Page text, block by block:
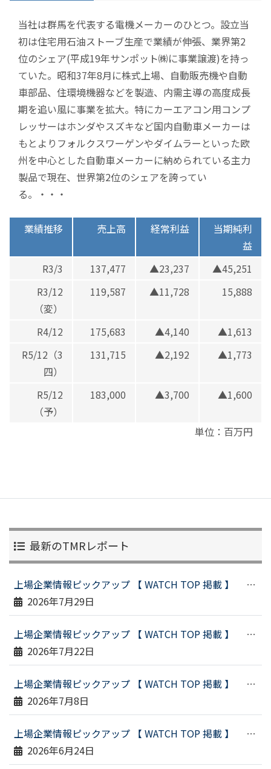
当社は群馬を代表する電機メーカーのひとつ。設立当
初は住宅用石油ストーブ生産で業績が伸張、業界第2
位のシェア(平成19年サンポット㈱に事業譲渡)を持っ
ていた。昭和37年8月に株式上場、自動販売機や自動
車部品、住環境機器などを製造、内需主導の高度成長
期を追い風に事業を拡大。特にカーエアコン用コンプ
レッサーはホンダやスズキなど国内自動車メーカーは
もとよりフォルクスワーゲンやダイムラーといった欧
州を中心とした自動車メーカーに納められている主力
製品で現在、世界第2位のシェアを誇ってい
る。・・・
業績推移 売上高 経常利益
当期純利
益
R3/3
137,477 ▲23,237
▲45,251
R3/12
（変）
119,587 ▲11,728 15,888
R4/12 175,683 ▲4,140
▲1,613
R5/12（3
四）
131,715 ▲2,192 ▲1,773
R5/12
（予）
183,000 ▲3,700 ▲1,600
単位：百万円
最新のTMRレポート
上場企業情報ピックアップ 【 WATCH TOP 掲載 】 （令和８年７月２３日配信）
2026年7月29日
上場企業情報ピックアップ 【 WATCH TOP 掲載 】 （令和８年７月１６日配信）
2026年7月22日
上場企業情報ピックアップ 【 WATCH TOP 掲載 】 （令和８年６月２９日配信）
2026年7月8日
上場企業情報ピックアップ 【 WATCH TOP 掲載 】 （令和８年６月１９日配信）
2026年6月24日